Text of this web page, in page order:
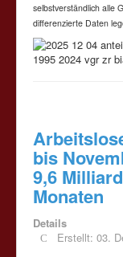
selbstverständlich alle
differenzierte Daten
bis
9,6
Monaten
Details
Erstellt: 03.